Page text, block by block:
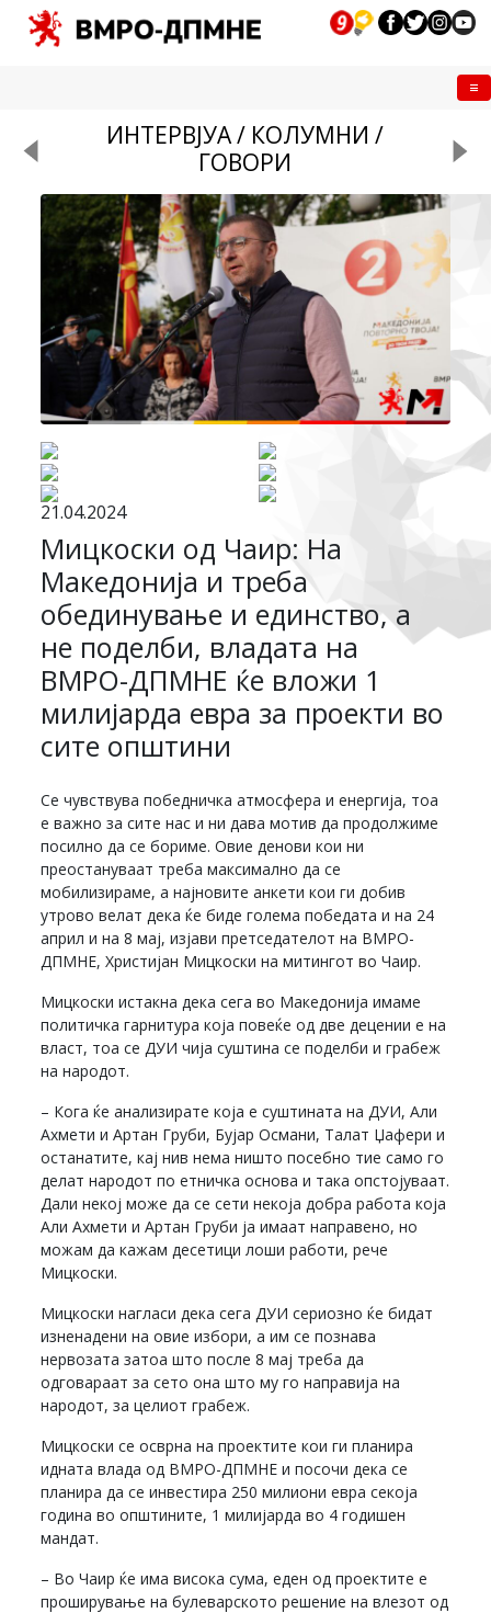
ИНТЕРВЈУА / КОЛУМНИ /
ГОВОРИ
21.04.2024
Мицкоски од Чаир: На
Македонија и треба
обединување и единство, а
не поделби, владата на
ВМРО-ДПМНЕ ќе вложи 1
милијарда евра за проекти во
сите општини
Се чувствува победничка атмосфера и енергија, тоа
е важно за сите нас и ни дава мотив да продолжиме
посилно да се бориме. Овие денови кои ни
преостануваат треба максимално да се
мобилизираме, а најновите анкети кои ги добив
утрово велат дека ќе биде голема победата и на 24
април и на 8 мај, изјави претседателот на ВМРО-
ДПМНЕ, Христијан Мицкоски на митингот во Чаир.
Мицкоски истакна дека сега во Македонија имаме
политичка гарнитура која повеќе од две децении е на
власт, тоа се ДУИ чија суштина се поделби и грабеж
на народот.
– Кога ќе анализирате која е суштината на ДУИ, Али
Ахмети и Артан Груби, Бујар Османи, Талат Џафери и
останатите, кај нив нема ништо посебно тие само го
делат народот по етничка основа и така опстојуваат.
Дали некој може да се сети некоја добра работа која
Али Ахмети и Артан Груби ја имаат направено, но
можам да кажам десетици лоши работи, рече
Мицкоски.
Мицкоски нагласи дека сега ДУИ сериозно ќе бидат
изненадени на овие избори, а им се познава
нервозата затоа што после 8 мај треба да
одговараат за сето она што му го направија на
народот, за целиот грабеж.
Мицкоски се осврна на проектите кои ги планира
идната влада од ВМРО-ДПМНЕ и посочи дека се
планира да се инвестира 250 милиони евра секоја
година во општините, 1 милијарда во 4 годишен
мандат.
– Во Чаир ќе има висока сума, еден од проектите е
проширување на булеварското решение на влезот од